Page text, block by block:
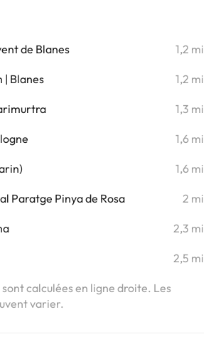
de Blanes 1,2 mi
| Blanes 1,2 mi
1,3 mi
1,6 mi
1,6 mi
Paratge Pinya de Rosa 2 mi
2,3 mi
2,5 mi
calculées en ligne droite. Les
varier.